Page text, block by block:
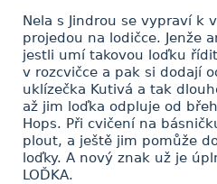
Nela s Jindrou se vypraví k
projedou na lodičce. Jenže
jestli umí takovou loďku
v rozcvičce a pak si dodají
uklízečka Kutivá a tak
až jim loďka odpluje od
Hops. Při cvičení na
plout, a ještě jim pomůže
loďky. A nový znak už je
LOĎKA.